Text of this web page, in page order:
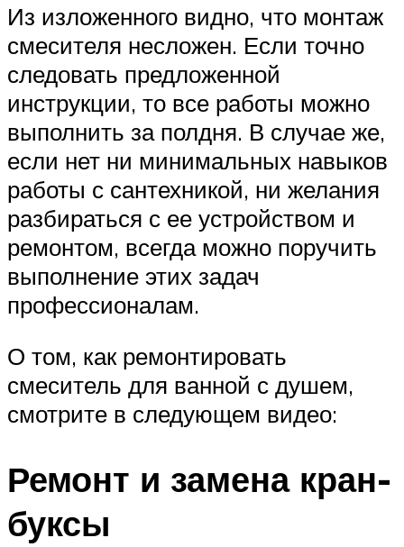
Из изложенного видно, что монтаж
смесителя несложен. Если точно
следовать предложенной
инструкции, то все работы можно
выполнить за полдня. В случае же,
если нет ни минимальных навыков
работы с сантехникой, ни желания
разбираться с ее устройством и
ремонтом, всегда можно поручить
выполнение этих задач
профессионалам.
О том, как ремонтировать
смеситель для ванной с душем,
смотрите в следующем видео:
Ремонт и замена кран-
буксы